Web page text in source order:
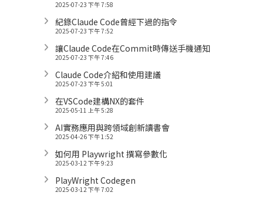
2025-07-23 下午 7:58
紀錄Claude Code曾經下過的指令
2025-07-23 下午 7:52
讓Claude Code在Commit時傳送手機通知
2025-07-23 下午 7:46
Claude Code介紹和使用建議
2025-07-23 下午 5:01
在VSCode建構NX的套件
2025-05-11 上午 5:28
AI實務應用與跨領域創新讀書會
2025-04-26 下午 1:52
如何用 Playwright 撰寫參數化
2025-03-12 下午 9:23
PlayWright Codegen
2025-03-12 下午 7:02